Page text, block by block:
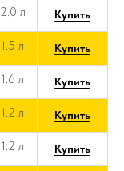
2.0 л Купить
1.5 л Купить
1.6 л Купить
1.2 л Купить
1.2 л Купить